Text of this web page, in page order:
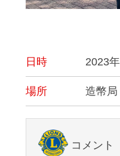
日時 2023
場所 造幣
コメント